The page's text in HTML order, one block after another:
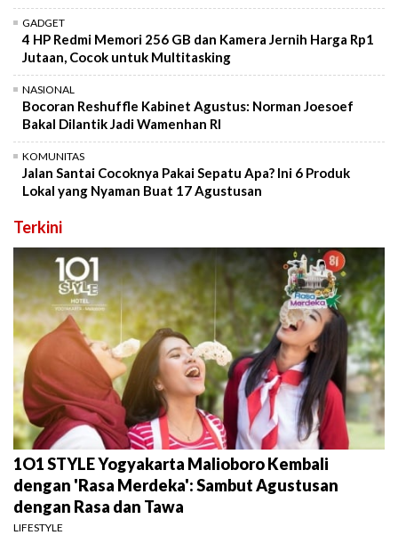
GADGET
4 HP Redmi Memori 256 GB dan Kamera Jernih Harga Rp1
Jutaan, Cocok untuk Multitasking
NASIONAL
Bocoran Reshuffle Kabinet Agustus: Norman Joesoef
Bakal Dilantik Jadi Wamenhan RI
KOMUNITAS
Jalan Santai Cocoknya Pakai Sepatu Apa? Ini 6 Produk
Lokal yang Nyaman Buat 17 Agustusan
Terkini
1O1 STYLE Yogyakarta Malioboro Kembali
dengan 'Rasa Merdeka': Sambut Agustusan
dengan Rasa dan Tawa
LIFESTYLE